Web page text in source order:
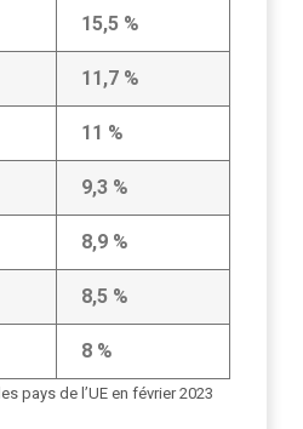
15,5 %
11,7 %
11 %
9,3 %
8,9 %
8,5 %
8 %
pays de l’UE en février 2023